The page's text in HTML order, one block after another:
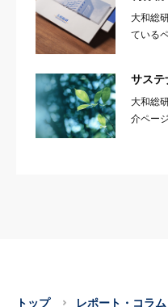
大和総
ている
サステ
大和総
介ペー
トップ レポート・コラム